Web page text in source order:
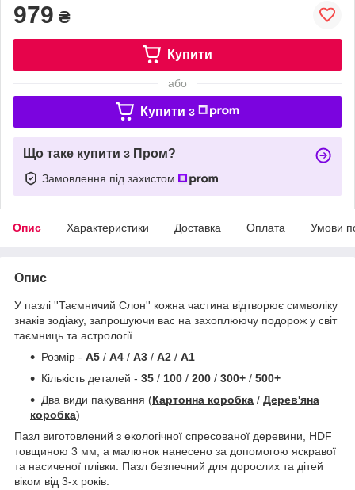
979 ₴
Купити
або
Купити з
Що таке купити з Пром?
Замовлення під захистом
Опис Характеристики Доставка Оплата Умови
Опис
У пазлі ''Таємничий Слон'' кожна частина відтворює символіку
знаків зодіаку, запрошуючи вас на захоплюючу подорож у світ
таємниць та астрології.
Розмір - A5 / A4 / A3 / A2 / A1
Кількість деталей - 35 / 100 / 200 / 300+ / 500+
Два види пакування (Картонна коробка / Дерев'яна
коробка)
Пазл виготовлений з екологічної спресованої деревини, HDF
товщиною 3 мм, а малюнок нанесено за допомогою яскравої
та насиченої плівки. Пазл безпечний для дорослих та дітей
віком від 3-х років.